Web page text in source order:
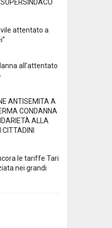
SUPERSINDACO
vile attentato a
all’attentato
ANTISEMITA A
CONDANNA
ALLA
le tariffe Tari
nei grandi